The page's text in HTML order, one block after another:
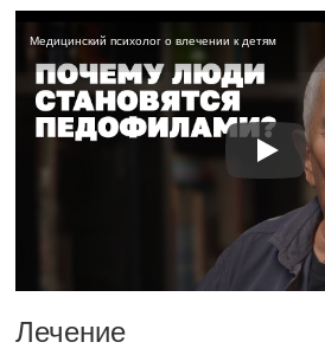
Медицинский психолог о влечении к детям
Лечение